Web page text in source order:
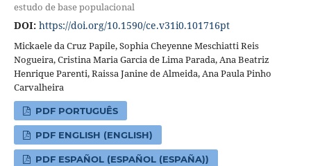
estudo de base populacional
DOI: https://doi.org/10.1590/ce.v31i0.101716pt
Mickaele da Cruz Papile, Sophia Cheyenne Meschiatti Reis
Nogueira, Cristina Maria Garcia de Lima Parada, Ana Beatriz
Henrique Parenti, Raissa Janine de Almeida, Ana Paula Pinho
Carvalheira
PDF PORTUGUÊS
PDF ENGLISH (ENGLISH)
PDF ESPAÑOL (ESPAÑOL (ESPAÑA))